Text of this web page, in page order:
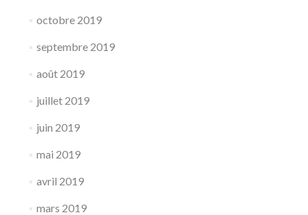
octobre 2019
septembre 2019
août 2019
juillet 2019
juin 2019
mai 2019
avril 2019
mars 2019